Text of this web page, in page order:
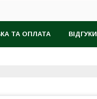
ТА ОПЛАТА ВІДГУКИ